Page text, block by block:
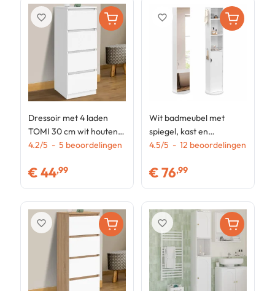
Dressoir met 4 laden
TOMI 30 cm wit houten
chiffonier voor
4.2/5 - 5 beoordelingen
€44,99
favorite_border
favorite_border
Wit badmeubel met
spiegel, kast en
planchetten
4.5/5 - 12 beoordelingen
€76,99
favorite_border
favorite_border